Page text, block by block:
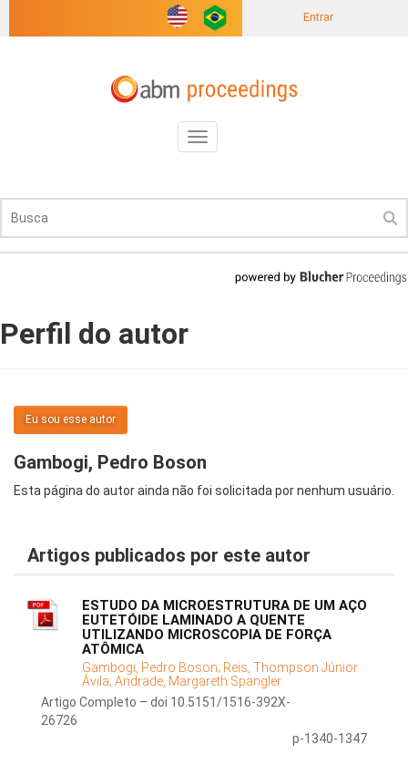
Entrar
Toggle
navigation
Perfil do autor
Eu sou esse autor
Gambogi, Pedro Boson
Esta página do autor ainda não foi solicitada por nenhum usuário.
Artigos publicados por este autor
ESTUDO DA MICROESTRUTURA DE UM AÇO
EUTETÓIDE LAMINADO A QUENTE
UTILIZANDO MICROSCOPIA DE FORÇA
ATÔMICA
Gambogi, Pedro Boson; Reis, Thompson Júnior
Ávila; Andrade, Margareth Spangler
Artigo Completo – doi 10.5151/1516-392X-
26726
p-1340-1347